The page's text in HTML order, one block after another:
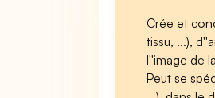
Crée et
tissu, ...),
l''image de
Peut se